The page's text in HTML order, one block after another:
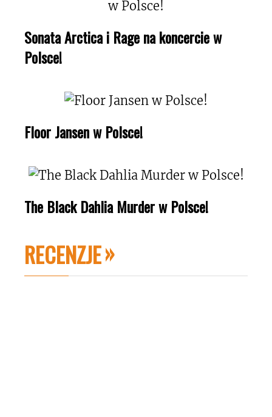
Sonata Arctica i Rage na koncercie w
Polsce!
Floor Jansen w Polsce!
The Black Dahlia Murder w Polsce!
RECENZJE